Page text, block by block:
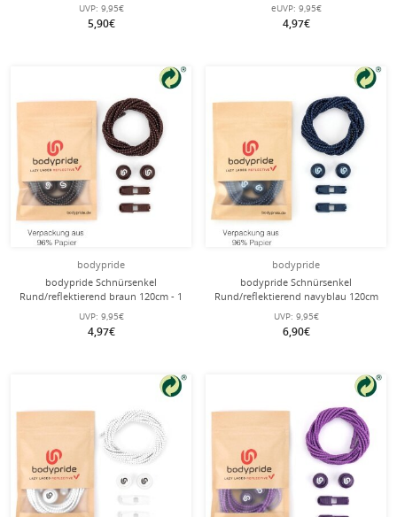
UVP: 9,95€
5,90€
eUVP: 9,95€
4,97€
bodypride
bodypride Schnürsenkel
Rund/reflektierend braun 120cm - 1
Paar
UVP: 9,95€
4,97€
bodypride
bodypride Schnürsenkel
Rund/reflektierend navyblau 120cm
- 1 Paar
UVP: 9,95€
6,90€